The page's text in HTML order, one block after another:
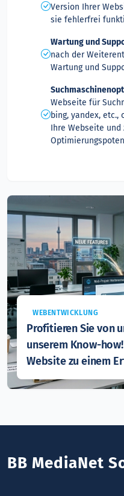
Version Ihrer
sie fehlerfrei
Wartung und
nach der
Wartung und
Webseite für
bing, yandex,
Ihre Webseite und
WEBENTWICKLUNG
Profitieren Sie von
unserem Know-
Website zu einem
BB MediaNet